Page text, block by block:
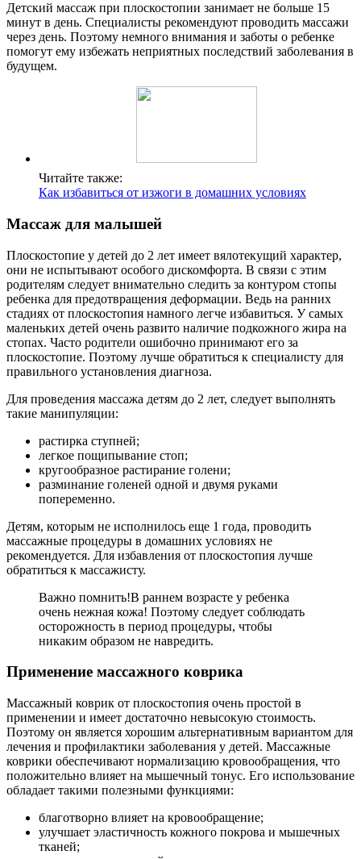
Детский массаж при плоскостопии занимает не больше 15
минут в день. Специалисты рекомендуют проводить массажи
через день. Поэтому немного внимания и заботы о ребенке
помогут ему избежать неприятных последствий заболевания в
будущем.
Читайте также:
Как избавиться от изжоги в домашних условиях
Массаж для малышей
Плоскостопие у детей до 2 лет имеет вялотекущий характер,
они не испытывают особого дискомфорта. В связи с этим
родителям следует внимательно следить за контуром стопы
ребенка для предотвращения деформации. Ведь на ранних
стадиях от плоскостопия намного легче избавиться. У самых
маленьких детей очень развито наличие подкожного жира на
стопах. Часто родители ошибочно принимают его за
плоскостопие. Поэтому лучше обратиться к специалисту для
правильного установления диагноза.
Для проведения массажа детям до 2 лет, следует выполнять
такие манипуляции:
растирка ступней;
легкое пощипывание стоп;
кругообразное растирание голени;
разминание голеней одной и двумя руками
попеременно.
Детям, которым не исполнилось еще 1 года, проводить
массажные процедуры в домашних условиях не
рекомендуется. Для избавления от плоскостопия лучше
обратиться к массажисту.
Важно помнить!В раннем возрасте у ребенка
очень нежная кожа! Поэтому следует соблюдать
осторожность в период процедуры, чтобы
никаким образом не навредить.
Применение массажного коврика
Массажный коврик от плоскостопия очень простой в
применении и имеет достаточно невысокую стоимость.
Поэтому он является хорошим альтернативным вариантом для
лечения и профилактики заболевания у детей. Массажные
коврики обеспечивают нормализацию кровообращения, что
положительно влияет на мышечный тонус. Его использование
обладает такими полезными функциями:
благотворно влияет на кровообращение;
улучшает эластичность кожного покрова и мышечных
тканей;